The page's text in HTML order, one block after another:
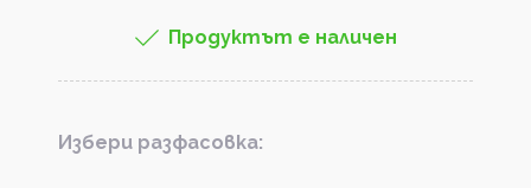
Продуктът е наличен
Избери разфасовка: